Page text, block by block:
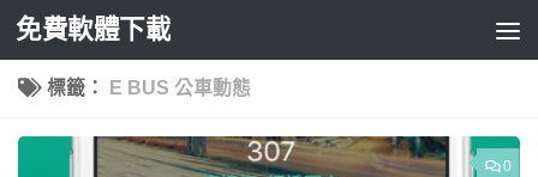
Skip to content
免費軟體下載
標籤： E BUS 公車動態
0